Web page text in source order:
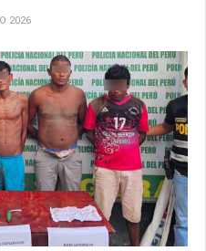
2026